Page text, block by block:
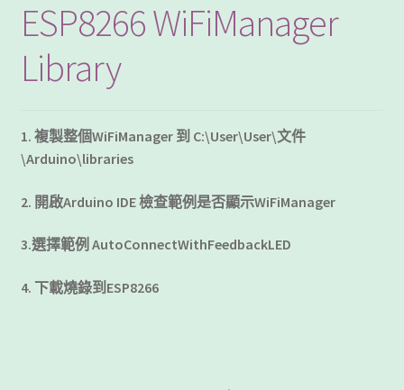
下載區
下載區1
客製工程
我的帳號
範例頁面
ESP8266 WiFiManager
Library
1. 複製整個WiFiManager 到 C:\User\User\文件
\Arduino\libraries
2. 開啟Arduino IDE檢查範例是否顯示WiFiManager
3.選擇範例 AutoConnectWithFeedbackLED
4. 下載燒錄到ESP8266